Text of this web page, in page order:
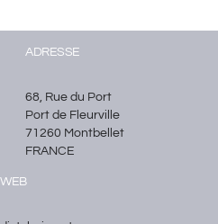
ADRESSE
68, Rue du Port
Port de Fleurville
71260 Montbellet
FRANCE
WEB